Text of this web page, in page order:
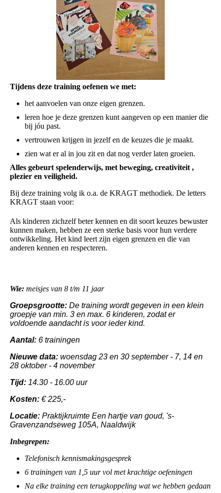
Tijdens deze training oefenen we met:
het aanvoelen van onze eigen grenzen.
leren hoe je deze grenzen kunt aangeven op een manier die
bij jóu past.
vertrouwen krijgen in jezelf en de keuzes die je maakt.
zien wat er al in jou zit en dat nog verder laten groeien.
Alles gebeurt spelenderwijs, met beweging, creativiteit ,
plezier en veiligheid.
Bij deze training volg ik o.a. de KRAGT methodiek. De letters
KRAGT staan voor:
Als kinderen zichzelf beter kennen en dit soort keuzes bewuster
kunnen maken, hebben ze een sterke basis voor hun verdere
ontwikkeling. Het kind leert zijn eigen grenzen en die van
anderen kennen en respecteren.
Wie: meisjes van 8 t/m 11 jaar
Groepsgrootte: De training wordt gegeven in een klein
groepje van min. 3 en max. 6 kinderen, zodat er
voldoende aandacht is voor ieder kind.
Aantal: 6 trainingen
Nieuwe data: woensdag 23 en 30 september - 7, 14 en
28 oktober - 4 november
Tijd: 14.30 - 16.00 uur
Kosten: € 225,-
Locatie: Praktijkruimte Een hartje van goud, 's-
Gravenzandseweg 105A, Naaldwijk
Inbegrepen:
Telefonisch kennismakingsgesprek
6 trainingen van 1,5 uur vol met krachtige oefeningen
Na elke training een terugkoppeling wat we hebben gedaan